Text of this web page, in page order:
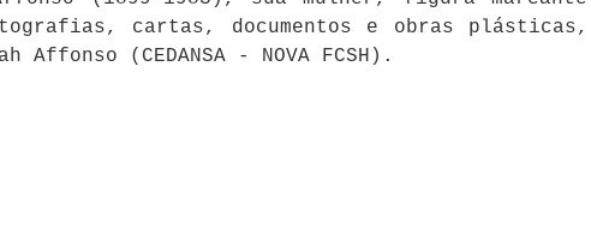
cartas, documentos e obras plásticas,
Affonso (CEDANSA - NOVA FCSH).